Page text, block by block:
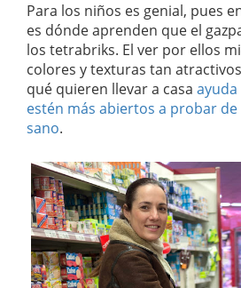
Para los niños es genial, pues
es dónde aprenden que el
los tetrabriks. El ver por ellos
colores y texturas tan
qué quieren llevar a casa
estén más abiertos a probar
sano.